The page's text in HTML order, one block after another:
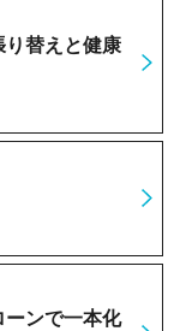
り替えと健康
ーンで一本化